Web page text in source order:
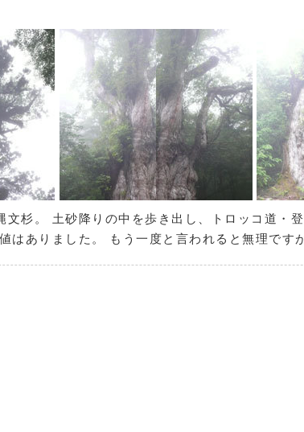
文杉。 土砂降りの中を歩き出し、トロッコ道・
はありました。 もう一度と言われると無理です